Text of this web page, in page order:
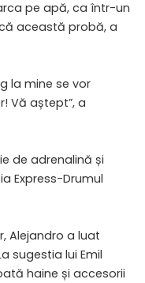
pe apă, ca într-un
această probă, a
la mine se vor
Vă aștept”, a
de adrenalină și
Express-Drumul
Alejandro a luat
sugestia lui Emil
haine și accesorii